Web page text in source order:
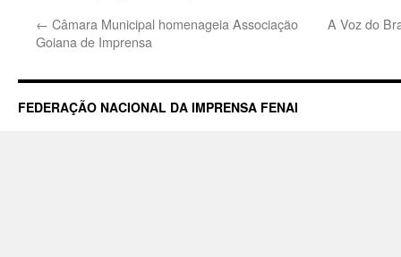
← Câmara Municipal homenageia Associação
Goiana de Imprensa
A Voz do
FEDERAÇÃO NACIONAL DA IMPRENSA FENAI